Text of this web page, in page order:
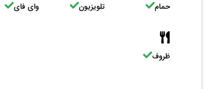
حمام تلویزیون وای فای
ظروف